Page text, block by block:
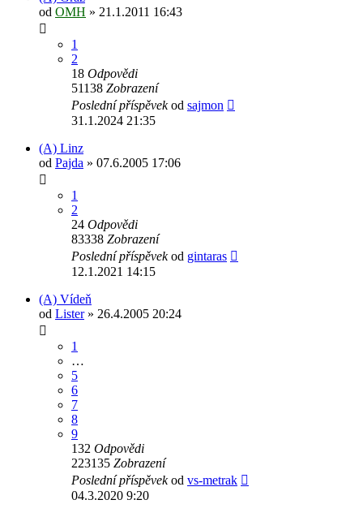
od OMH » 21.1.2011 16:43
1
2
18 Odpovědi
51138 Zobrazení
Poslední příspěvekod sajmon
31.1.2024 21:35
(A) Linz
od Pajda » 07.6.2005 17:06
1
2
24 Odpovědi
83338 Zobrazení
Poslední příspěvekod gintaras
12.1.2021 14:15
(A) Vídeň
od Lister» 26.4.2005 20:24
1
…
5
6
7
8
9
132 Odpovědi
223135 Zobrazení
Poslední příspěvekod vs-metrak
04.3.2020 9:20